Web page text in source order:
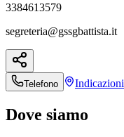
3384613579
segreteria@gssgbattista.it
Telefono Indicazioni
Dove siamo